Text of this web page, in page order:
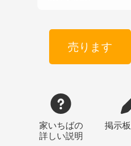
売ります
家いちばの
詳しい説明
掲示板